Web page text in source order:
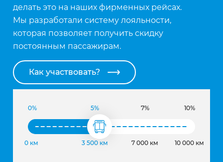
делать это на наших фирменных рейсах.
Мы разработали систему лояльности,
которая позволяет получить скидку
постоянным пассажирам.
Как участвовать?
0% 5% 7% 10%
0 км 3 500 км 7 000 км 10 000 км